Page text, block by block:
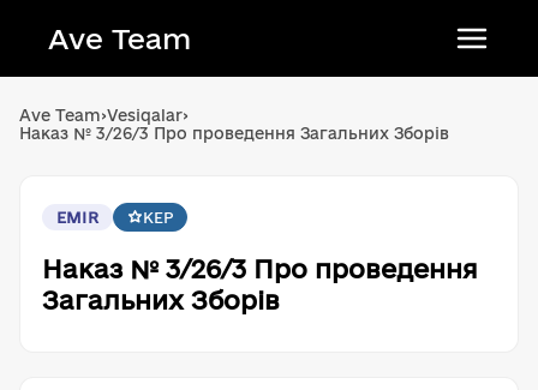
Ave Team
Qırımtatar tili
Ave Team›Vesiqalar›
Наказ № 3/26/3 Про проведення Загальних Зборів
EMIR KEP
Наказ № 3/26/3 Про проведення
Загальних Зборів